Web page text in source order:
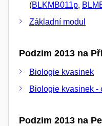
(BLKMB011p,
Základní modul
Podzim 2013 na
Biologie kvasinek
Biologie kvasinek -
Podzim 2013 na